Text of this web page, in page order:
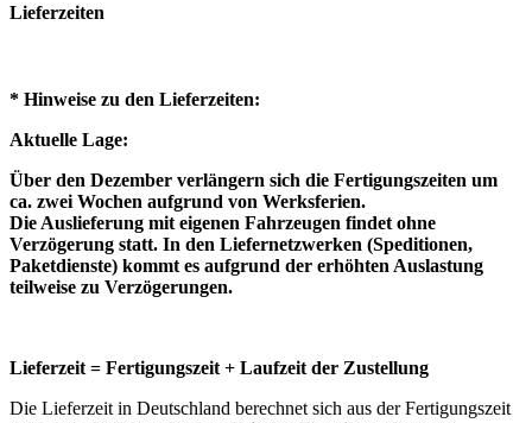
Lieferzeiten
* Hinweise zu den Lieferzeiten:
Aktuelle Lage:
Über den Dezember verlängern sich die Fertigungszeiten um
ca. zwei Wochen aufgrund von Werksferien.
Die Auslieferung mit eigenen Fahrzeugen findet ohne
Verzögerung statt. In den Liefernetzwerken (Speditionen,
Paketdienste) kommt es aufgrund der erhöhten Auslastung
teilweise zu Verzögerungen.
Lieferzeit = Fertigungszeit + Laufzeit der Zustellung
Die Lieferzeit in Deutschland berechnet sich aus der Fertigungszeit